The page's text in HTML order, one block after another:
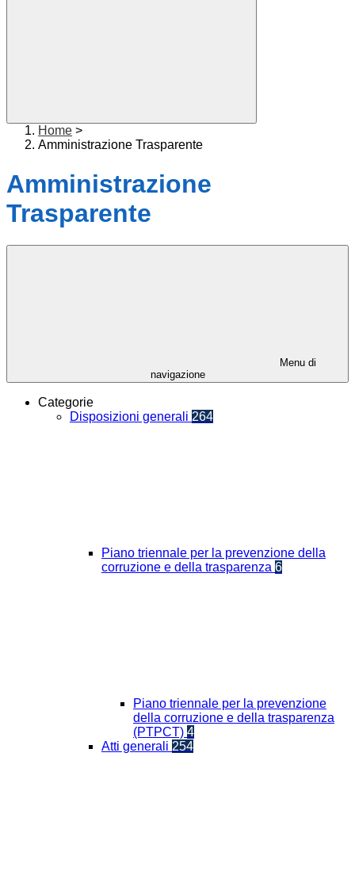
Home >
Amministrazione Trasparente
Amministrazione
Trasparente
Menu di
navigazione
Categorie
Disposizioni generali 264
Piano triennale per la prevenzione della
corruzione e della trasparenza 6
Piano triennale per la prevenzione
della corruzione e della trasparenza
(PTPCT) 4
Atti generali 254